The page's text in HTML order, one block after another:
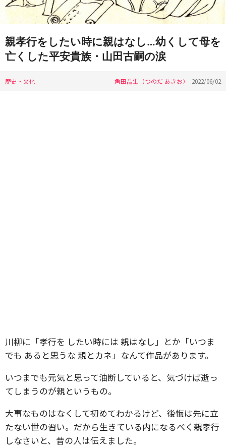
親孝行をしたい時に親はなし…幼くして母を
亡くした平安貴族・山田古嗣の涙
歴史・文化 角田晶生（つのだ あきお） 2022/06/02
川柳に「孝行を したい時には 親はなし」とか「いつま
でも あると思うな 親とカネ」なんて作品があります。
いつまでも元気と思って油断していると、気づけば逝っ
てしまうのが親というもの。
大事なものはなくして初めてわかるけど、後悔は先に立
たない世の習い。だから生きている内になるべく親孝行
しなさいと、昔の人は伝えました。